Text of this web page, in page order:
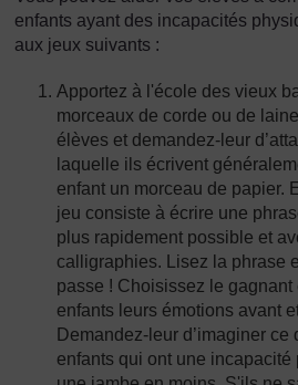
enfants ayant des incapacités
aux jeux suivants :
Apportez à l'école des vieux
morceaux de corde ou de
élèves et demandez-leur
laquelle ils écrivent
enfant un morceau de papier.
jeu consiste à écrire une
plus rapidement possible et
calligraphies. Lisez la phrase
passe ! Choisissez le
enfants leurs émotions avant
Demandez-leur d’imaginer
enfants qui ont une